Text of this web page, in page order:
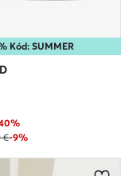
Kód: SUMMER
€-9%